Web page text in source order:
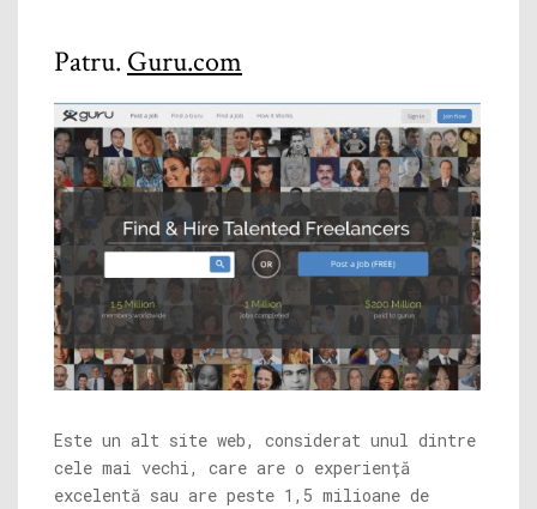
Patru. Guru.com
Este un alt site web, considerat unul dintre
cele mai vechi, care are o experiență
excelentă sau are peste 1,5 milioane de